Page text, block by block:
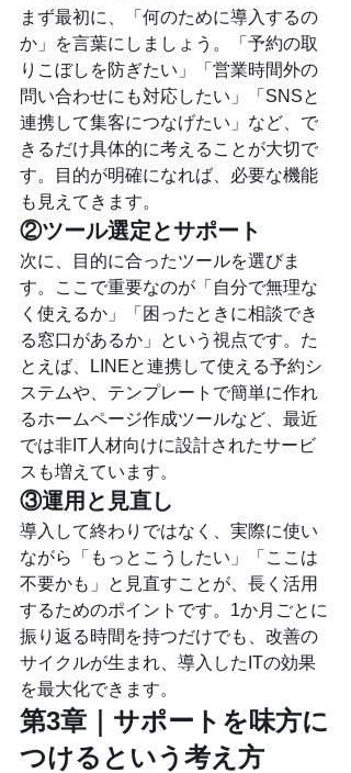
まず最初に、「何のために導入するの
か」を言葉にしましょう。「予約の取
りこぼしを防ぎたい」「営業時間外の
問い合わせにも対応したい」「SNSと
連携して集客につなげたい」など、で
きるだけ具体的に考えることが大切で
す。目的が明確になれば、必要な機能
も見えてきます。
②ツール選定とサポート
次に、目的に合ったツールを選びま
す。ここで重要なのが「自分で無理な
く使えるか」「困ったときに相談でき
る窓口があるか」という視点です。た
とえば、LINEと連携して使える予約シ
ステムや、テンプレートで簡単に作れ
るホームページ作成ツールなど、最近
では非IT人材向けに設計されたサービ
スも増えています。
③運用と見直し
導入して終わりではなく、実際に使い
ながら「もっとこうしたい」「ここは
不要かも」と見直すことが、長く活用
するためのポイントです。1か月ごとに
振り返る時間を持つだけでも、改善の
サイクルが生まれ、導入したITの効果
を最大化できます。
第3章｜サポートを味方に
つけるという考え方